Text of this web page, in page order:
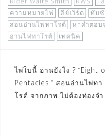
ความหมายไพ่
คีย์เวิร์ด ทับ
สอนอ่านไพ่ทาโรต์
หาคำตอบ
อ่านไพ่ทาโรต์
เทคนิค
Post
navigation
ไพ่ใบนี้ อ่านยังไง ? “Eight
Pentacles.” สอนอ่านไพ่ทา
โรต์ จากภาพ ไม่ต้องท่องจำ